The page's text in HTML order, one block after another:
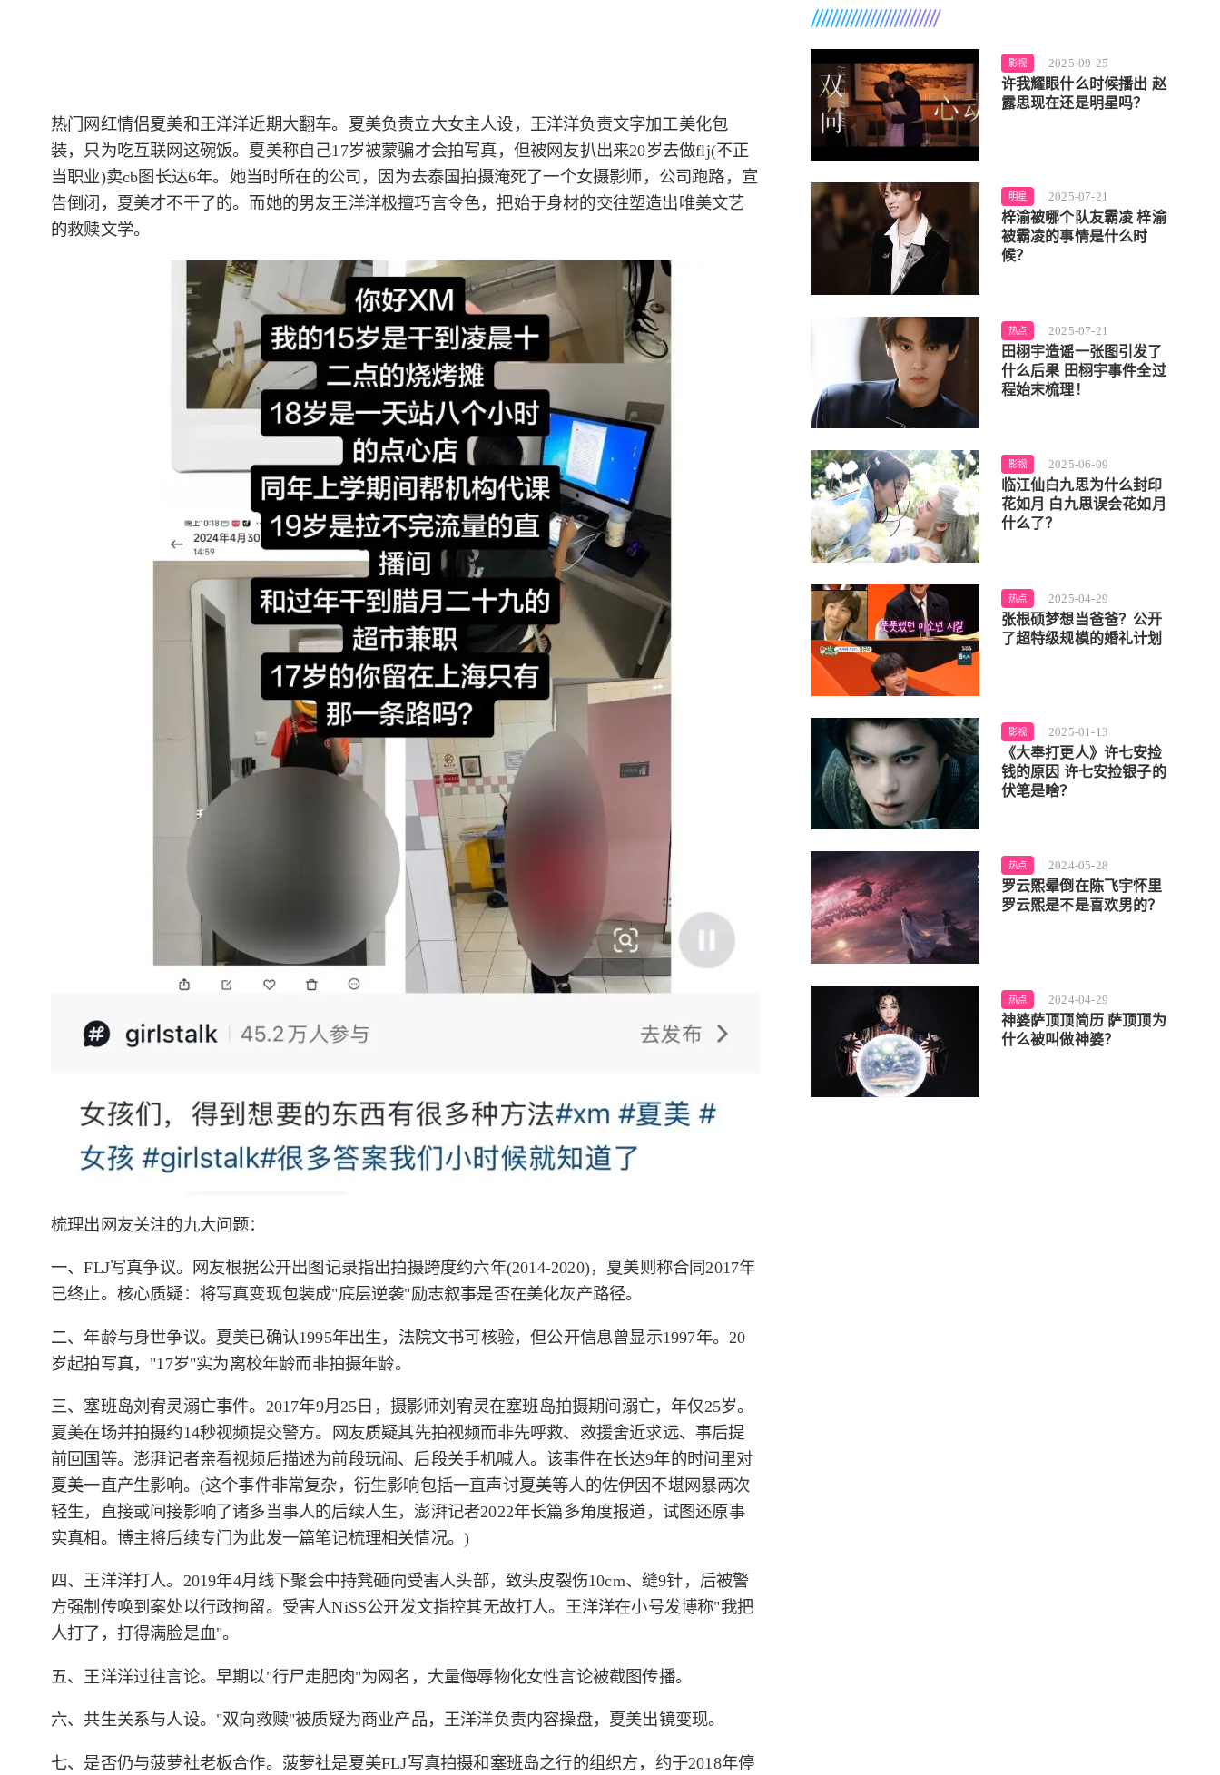
热门网红情侣夏美和王洋洋近期大翻车。夏美负责立大女主人设，王洋洋负责文字加工美化包
装，只为吃互联网这碗饭。夏美称自己17岁被蒙骗才会拍写真，但被网友扒出来20岁去做flj(不正
当职业)卖cb图长达6年。她当时所在的公司，因为去泰国拍摄淹死了一个女摄影师，公司跑路，宣
告倒闭，夏美才不干了的。而她的男友王洋洋极擅巧言令色，把始于身材的交往塑造出唯美文艺
的救赎文学。
梳理出网友关注的九大问题：
一、FLJ写真争议。网友根据公开出图记录指出拍摄跨度约六年(2014-2020)，夏美则称合同2017年
已终止。核心质疑：将写真变现包装成"底层逆袭"励志叙事是否在美化灰产路径。
二、年龄与身世争议。夏美已确认1995年出生，法院文书可核验，但公开信息曾显示1997年。20
岁起拍写真，"17岁"实为离校年龄而非拍摄年龄。
三、塞班岛刘宥灵溺亡事件。2017年9月25日，摄影师刘宥灵在塞班岛拍摄期间溺亡，年仅25岁。
夏美在场并拍摄约14秒视频提交警方。网友质疑其先拍视频而非先呼救、救援舍近求远、事后提
前回国等。澎湃记者亲看视频后描述为前段玩闹、后段关手机喊人。该事件在长达9年的时间里对
夏美一直产生影响。(这个事件非常复杂，衍生影响包括一直声讨夏美等人的佐伊因不堪网暴两次
轻生，直接或间接影响了诸多当事人的后续人生，澎湃记者2022年长篇多角度报道，试图还原事
实真相。博主将后续专门为此发一篇笔记梳理相关情况。)
四、王洋洋打人。2019年4月线下聚会中持凳砸向受害人头部，致头皮裂伤10cm、缝9针，后被警
方强制传唤到案处以行政拘留。受害人NiSS公开发文指控其无故打人。王洋洋在小号发博称"我把
人打了，打得满脸是血"。
五、王洋洋过往言论。早期以"行尸走肥肉"为网名，大量侮辱物化女性言论被截图传播。
六、共生关系与人设。"双向救赎"被质疑为商业产品，王洋洋负责内容操盘，夏美出镜变现。
七、是否仍与菠萝社老板合作。菠萝社是夏美FLJ写真拍摄和塞班岛之行的组织方，约于2018年停
影视 2025-09-25
许我耀眼什么时候播出 赵
露思现在还是明星吗？
明星 2025-07-21
梓渝被哪个队友霸凌 梓渝
被霸凌的事情是什么时
候？
热点 2025-07-21
田栩宇造谣一张图引发了
什么后果 田栩宇事件全过
程始末梳理！
影视 2025-06-09
临江仙白九思为什么封印
花如月 白九思误会花如月
什么了？
热点 2025-04-29
张根硕梦想当爸爸？公开
了超特级规模的婚礼计划
影视 2025-01-13
《大奉打更人》许七安捡
钱的原因 许七安捡银子的
伏笔是啥？
热点 2024-05-28
罗云熙晕倒在陈飞宇怀里
罗云熙是不是喜欢男的？
热点 2024-04-29
神婆萨顶顶简历 萨顶顶为
什么被叫做神婆？